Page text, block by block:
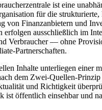
ist eine
für die
von Finanzanbietern und
erfolgen ausschließlich im
Verbraucher — ohne
Partnerschaften.
Inhalte unterliegen einer
dem Zwei-Quellen-
und Richtigkeit
ist öffentlich einsehbar und